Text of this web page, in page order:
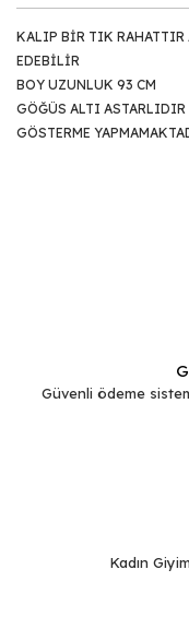
KALIP BİR TIK RAHATTIR
EDEBİLİR
BOY UZUNLUK 93 CM
GÖĞÜS ALTI
GÖSTERME
Ürün bilgilerinde
Güvenli ödeme
Kadın